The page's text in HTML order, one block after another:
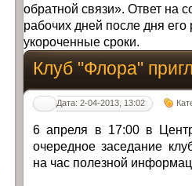
обратной связи». Ответ на
рабочих дней после дня
укороченные сроки.
Клуб "Флора"
Дата: 2-04-2013, 13:02
6 апреля в 17:00 в
очередное заседание
на час полезной